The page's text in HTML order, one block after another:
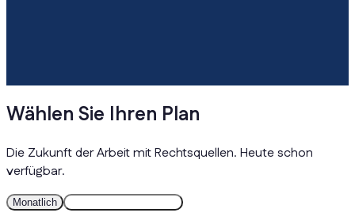
Wählen Sie Ihren Plan
Die Zukunft der Arbeit mit Rechtsquellen. Heute schon
verfügbar.
Monatlich